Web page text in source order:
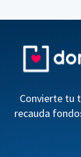
Convierte tu
recauda